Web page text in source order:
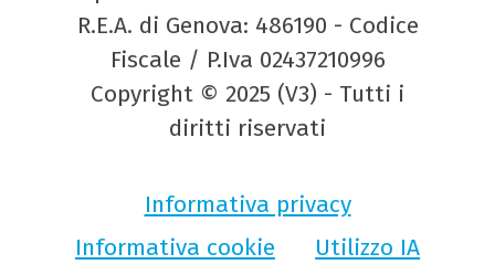
R.E.A. di Genova: 486190 - Codice
Fiscale / P.Iva 02437210996
Copyright © 2025 (V3) - Tutti i
diritti riservati
Informativa privacy
Informativa cookie
Utilizzo IA